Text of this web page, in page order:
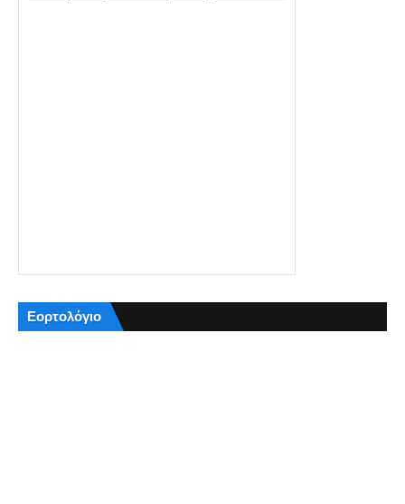
Εορτολόγιο